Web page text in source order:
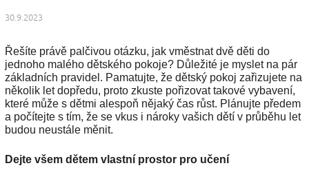
30.9.2023
Řešíte právě palčivou otázku, jak vměstnat dvě děti do
jednoho malého dětského pokoje? Důležité je myslet na pár
základních pravidel. Pamatujte, že dětský pokoj zařizujete na
několik let dopředu, proto zkuste pořizovat takové vybavení,
které může s dětmi alespoň nějaký čas růst. Plánujte předem
a počítejte s tím, že se vkus i nároky vašich dětí v průběhu let
budou neustále měnit.
Dejte všem dětem vlastní prostor pro učení